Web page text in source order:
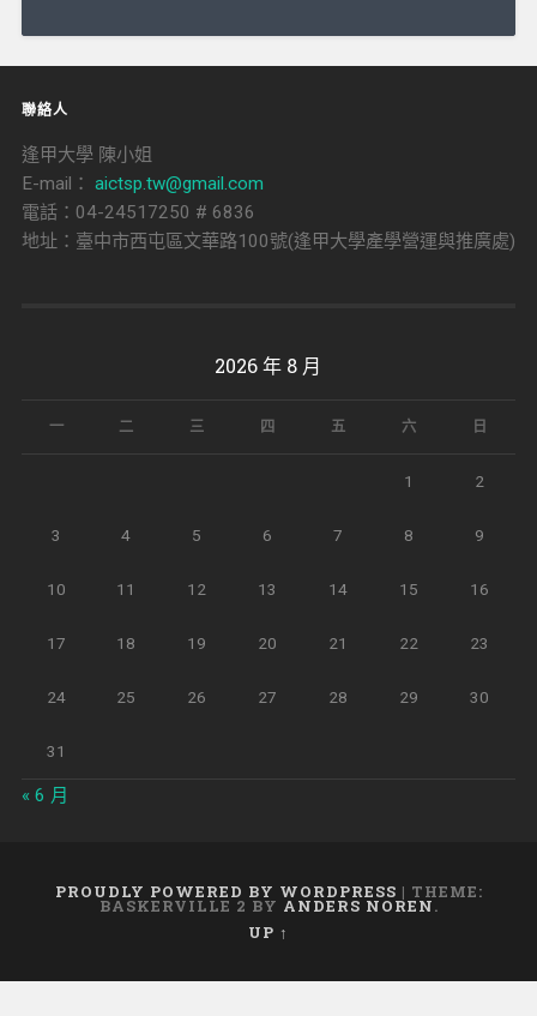
聯絡人
逢甲大學 陳小姐
E-mail： aictsp.tw@gmail.com
電話：04-24517250 # 6836
地址：臺中市西屯區文華路100號(逢甲大學產學營運與推廣處)
2026 年 8 月
一 二 三 四 五 六 日
1 2
3 4 5 6 7 8 9
10 11 12 13 14 15 16
17 18 19 20 21 22 23
24 25 26 27 28 29 30
31
« 6 月
PROUDLY POWERED BY WORDPRESS | THEME:
BASKERVILLE 2 BY ANDERS NOREN.
UP ↑